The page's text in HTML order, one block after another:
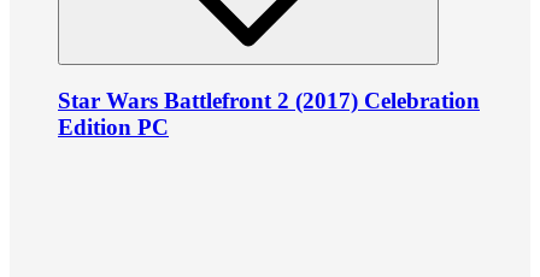
Star Wars Battlefront 2 (2017) Celebration
Edition PC